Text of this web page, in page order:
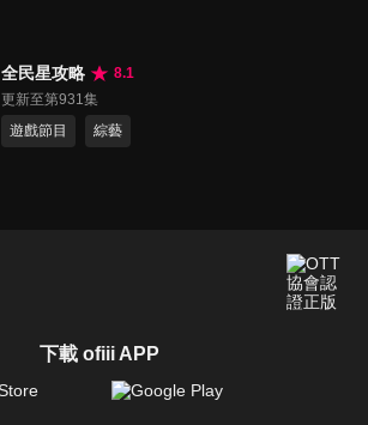
全民星攻略
8.1
更新至第931集
遊戲節目
綜藝
下載 ofiii APP